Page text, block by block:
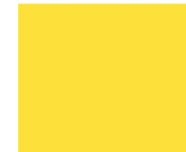
рассказ о
Открыт набор
студентов